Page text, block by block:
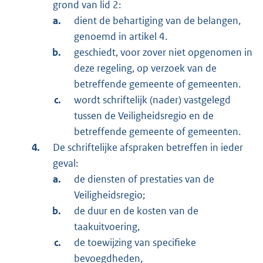
grond van lid 2:
dient de behartiging van de belangen,
genoemd in artikel 4.
geschiedt, voor zover niet opgenomen in
deze regeling, op verzoek van de
betreffende gemeente of gemeenten.
wordt schriftelijk (nader) vastgelegd
tussen de Veiligheidsregio en de
betreffende gemeente of gemeenten.
De schriftelijke afspraken betreffen in ieder
geval:
de diensten of prestaties van de
Veiligheidsregio;
de duur en de kosten van de
taakuitvoering,
de toewijzing van specifieke
bevoegdheden,